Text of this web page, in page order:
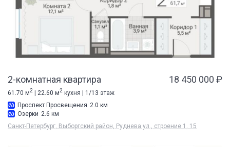
2-комнатная квартира 18 450 000 ₽
61.70 м2 | 22.60 м2 кухня | 1/13 этаж
Проспект Просвещения 2.0 км
Озерки 2.6 км
Санкт-Петербург, Выборгский район, Руднева ул., строение 1, 15